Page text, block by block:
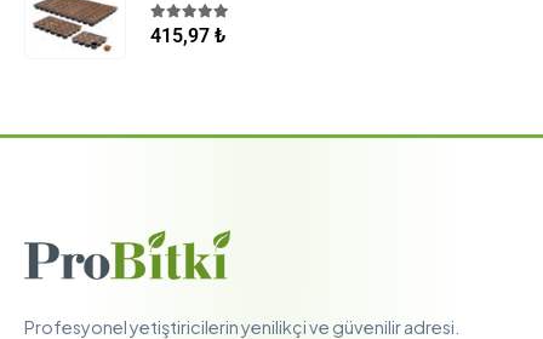
5.005 üzerinden
415,97 ₺
Profesyonel yetiştiricilerin yenilikçi ve güvenilir adresi.